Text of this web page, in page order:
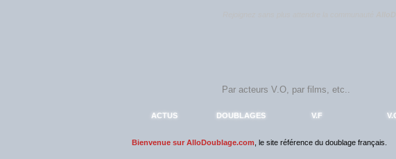
ACTUS DOUBLAGES V.F
Bienvenue sur AlloDoublage.com , le site référence du doublage français.